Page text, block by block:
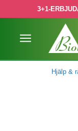
till huvudinnehåll
Hoppa till sökning
Hoppa till3+1-
Hjälp &